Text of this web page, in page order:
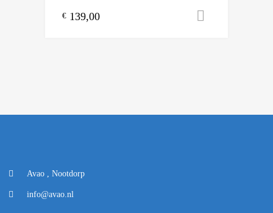
€ 139,00
Avao , Nootdorp
info@avao.nl